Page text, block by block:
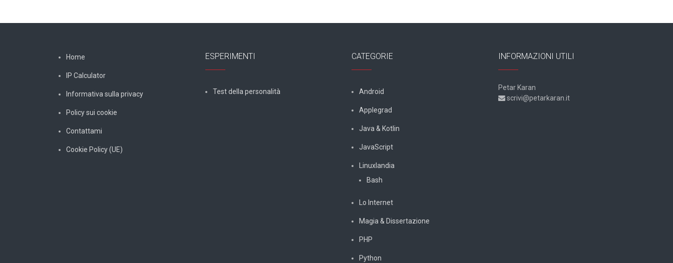
Home
IP Calculator
Informativa sulla privacy
Policy sui cookie
Contattami
Cookie Policy (UE)
ESPERIMENTI
Test della personalità
CATEGORIE
Android
Applegrad
Java & Kotlin
JavaScript
Linuxlandia
Bash
Lo Internet
Magia & Dissertazione
PHP
Python
INFORMAZIONI UTILI
Petar Karan
scrivi@petarkaran.it